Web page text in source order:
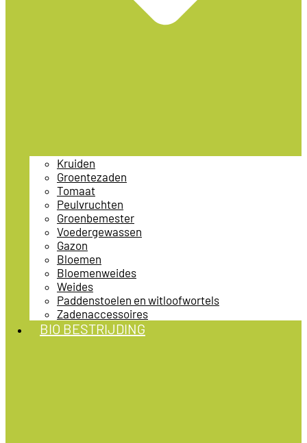
Kruiden
Groentezaden
Tomaat
Peulvruchten
Groenbemester
Voedergewassen
Gazon
Bloemen
Bloemenweides
Weides
Paddenstoelen en witloofwortels
Zadenaccessoires
BIO BESTRIJDING